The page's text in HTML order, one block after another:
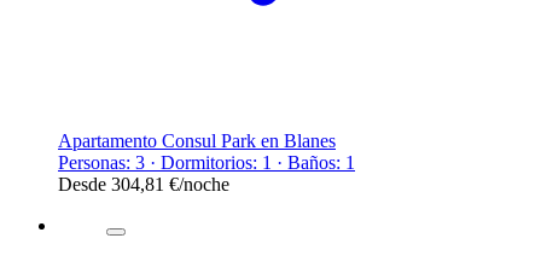
Apartamento Consul Park en Blanes
Personas: 3 · Dormitorios: 1 · Baños: 1
Desde 304,81 €/noche